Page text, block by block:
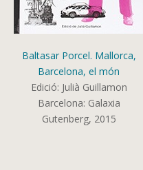
Baltasar Porcel. Mallorca,
Barcelona, el món
Edició: Julià Guillamon
Barcelona: Galaxia
Gutenberg, 2015